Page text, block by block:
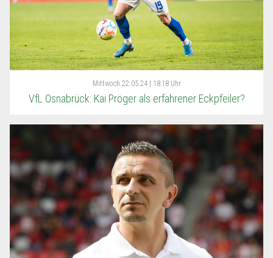
Mittwoch 22.05.24 | 18:18 Uhr
VfL Osnabrück: Kai Pröger als erfahrener Eckpfeiler?